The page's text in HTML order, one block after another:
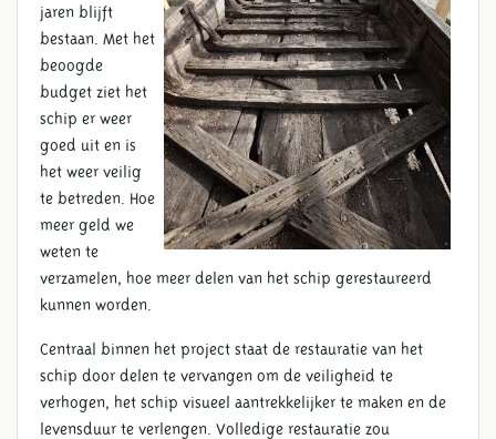
jaren blijft
bestaan. Met het
beoogde
budget ziet het
schip er weer
goed uit en is
het weer veilig
te betreden. Hoe
meer geld we
weten te
verzamelen, hoe meer delen van het schip gerestaureerd
kunnen worden.
Centraal binnen het project staat de restauratie van het
schip door delen te vervangen om de veiligheid te
verhogen, het schip visueel aantrekkelijker te maken en de
levensduur te verlengen. Volledige restauratie zou